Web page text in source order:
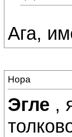
Ага,
Нора
Эгле ,